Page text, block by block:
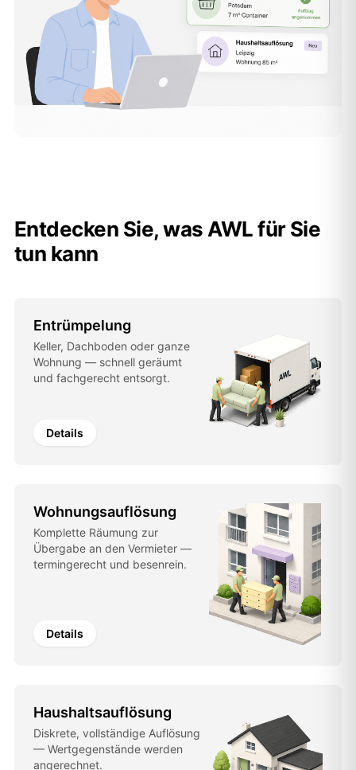
Entdecken Sie, was AWL für Sie
tun kann
Entrümpelung
Keller, Dachboden oder ganze
Wohnung — schnell geräumt
und fachgerecht entsorgt.
Details
Wohnungsauflösung
Komplette Räumung zur
Übergabe an den Vermieter —
termingerecht und besenrein.
Details
Haushaltsauflösung
Diskrete, vollständige Auflösung
— Wertgegenstände werden
angerechnet.